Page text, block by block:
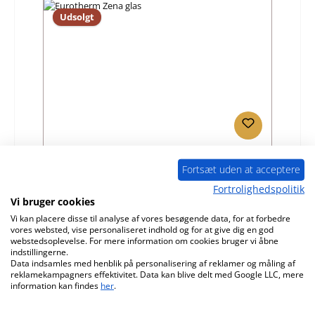
Udsolgt
Almindelig pris:
501,99 kr.
Detaljer
Fortsæt uden at acceptere
Fortrolighedspolitik
Vi bruger cookies
Vi kan placere disse til analyse af vores besøgende data, for at forbedre
vores websted, vise personaliseret indhold og for at give dig en god
webstedsoplevelse. For mere information om cookies bruger vi åbne
indstillingerne.
Data indsamles med henblik på personalisering af reklamer og måling af
reklamekampagners effektivitet. Data kan blive delt med Google LLC, mere
information kan findes her.